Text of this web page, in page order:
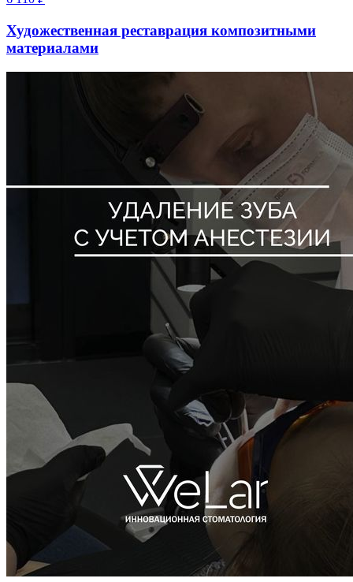
Художественная реставрация композитными
материалами